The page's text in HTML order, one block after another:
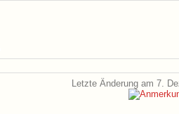
Letzte Änderung am 7.